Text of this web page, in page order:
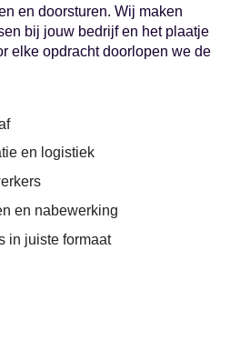
en doorsturen. Wij maken
bij jouw bedrijf en het plaatje
elke opdracht doorlopen we de
en logistiek
en nabewerking
in juiste formaat